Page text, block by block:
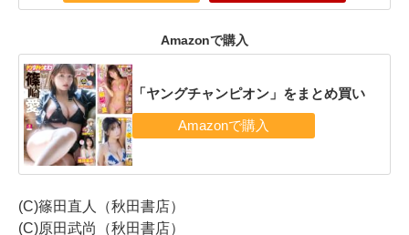
Amazonで購入
「ヤングチャンピオン」をまとめ買い
(C)篠田直人（秋田書店）
(C)原田武尚（秋田書店）